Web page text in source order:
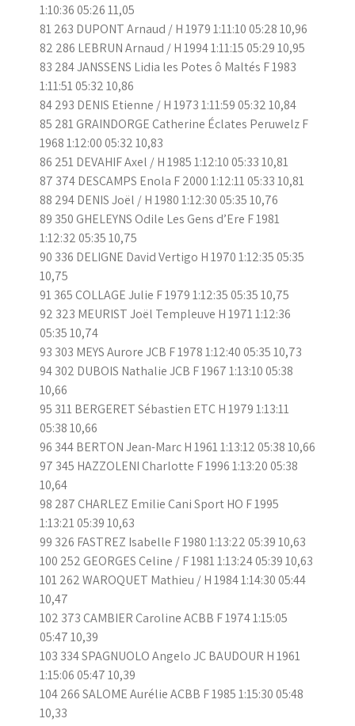
1:10:36 05:26 11,05
81 263 DUPONT Arnaud / H 1979 1:11:10 05:28 10,96
82 286 LEBRUN Arnaud / H 1994 1:11:15 05:29 10,95
83 284 JANSSENS Lidia les Potes ô Maltés F 1983
1:11:51 05:32 10,86
84 293 DENIS Etienne / H 1973 1:11:59 05:32 10,84
85 281 GRAINDORGE Catherine Éclates Peruwelz F
1968 1:12:00 05:32 10,83
86 251 DEVAHIF Axel / H 1985 1:12:10 05:33 10,81
87 374 DESCAMPS Enola F 2000 1:12:11 05:33 10,81
88 294 DENIS Joël / H 1980 1:12:30 05:35 10,76
89 350 GHELEYNS Odile Les Gens d’Ere F 1981
1:12:32 05:35 10,75
90 336 DELIGNE David Vertigo H 1970 1:12:35 05:35
10,75
91 365 COLLAGE Julie F 1979 1:12:35 05:35 10,75
92 323 MEURIST Joël Templeuve H 1971 1:12:36
05:35 10,74
93 303 MEYS Aurore JCB F 1978 1:12:40 05:35 10,73
94 302 DUBOIS Nathalie JCB F 1967 1:13:10 05:38
10,66
95 311 BERGERET Sébastien ETC H 1979 1:13:11
05:38 10,66
96 344 BERTON Jean-Marc H 1961 1:13:12 05:38 10,66
97 345 HAZZOLENI Charlotte F 1996 1:13:20 05:38
10,64
98 287 CHARLEZ Emilie Cani Sport HO F 1995
1:13:21 05:39 10,63
99 326 FASTREZ Isabelle F 1980 1:13:22 05:39 10,63
100 252 GEORGES Celine / F 1981 1:13:24 05:39 10,63
101 262 WAROQUET Mathieu / H 1984 1:14:30 05:44
10,47
102 373 CAMBIER Caroline ACBB F 1974 1:15:05
05:47 10,39
103 334 SPAGNUOLO Angelo JC BAUDOUR H 1961
1:15:06 05:47 10,39
104 266 SALOME Aurélie ACBB F 1985 1:15:30 05:48
10,33